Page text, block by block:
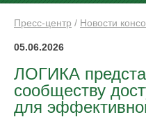
Пресс-центр / Новости
05.06.2026
ЛОГИКА
сообществу
для